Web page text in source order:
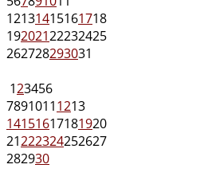
12131415161718
19202122232425
262728293031
123456
78910111213
14151617181920
21222324252627
282930